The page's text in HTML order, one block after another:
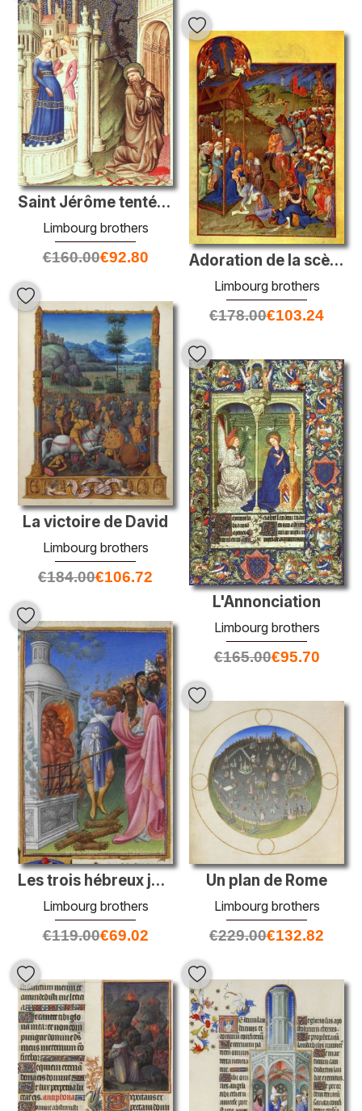
Saint Jérôme tenté par les filles dansantes
Limbourg brothers
€160.00€92.80 Adoration de la scène des mages
Limbourg brothers
€178.00€103.24
La victoire de David
Limbourg brothers
€184.00€106.72
L'Annonciation
Limbourg brothers
€165.00€95.70
Les trois hébreux jetés dans le four de feu
Limbourg brothers
€119.00€69.02
Un plan de Rome
Limbourg brothers
€229.00€132.82